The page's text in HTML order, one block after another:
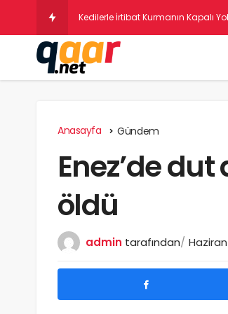
Kedilerle İrtibat Kurmanın Kapalı
Anasayfa Gündem
Enez’de
öldü
admin tarafından